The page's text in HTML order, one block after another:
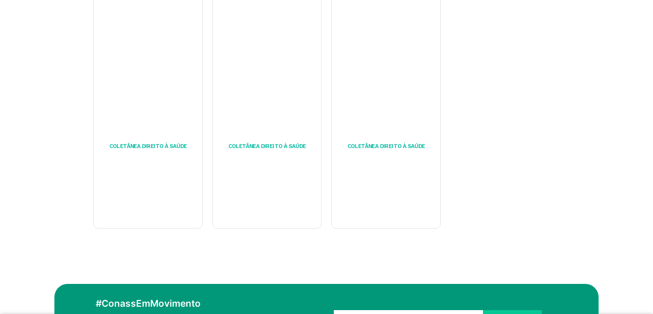
COLETÂNEA DIREITO À SAÚDE COLETÂNEA DIREITO À SAÚDE COLETÂNEA DIREITO À SAÚDE
#ConassEmMovimento